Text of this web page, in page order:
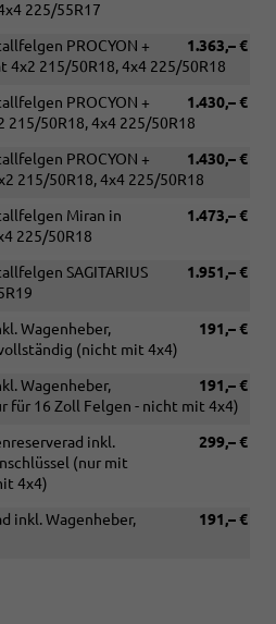
225/55R17
1.363,– €
PROCYON +
4x2 215/50R18, 4x4 225/50R18
1.430,– €
PROCYON +
215/50R18, 4x4 225/50R18
1.430,– €
PROCYON +
215/50R18, 4x4 225/50R18
1.473,– €
Miran in
225/50R18
1.951,– €
SAGITARIUS
191,– €
Wagenheber,
(nicht mit 4x4)
191,– €
Wagenheber,
für 16 Zoll Felgen - nicht mit 4x4)
299,– €
inkl.
(nur mit
4x4)
191,– €
inkl. Wagenheber,